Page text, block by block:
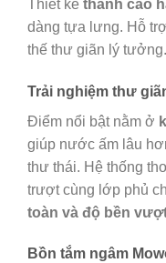
Thiết kế thành cao
dàng tựa lưng. Hỗ
thế thư giãn lý tưởng.
Trải nghiệm thư
Điểm nổi bật nằm ở
giúp nước ấm lâu
thư thái. Hệ thống
trượt cùng lớp phủ
toàn và độ bền
Bồn tắm ngâm